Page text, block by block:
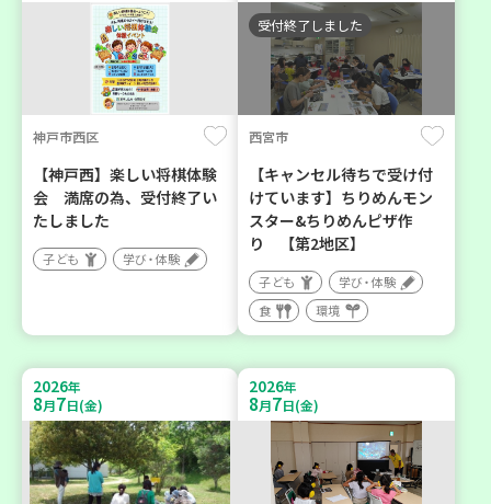
神戸市西区
【神戸西】楽しい将棋体験
会 満席の為、受付終了い
たしました
子ども 学び・体験
受付終了しました
西宮市
【キャンセル待ちで受け付
けています】ちりめんモン
スター&ちりめんピザ作
り 【第2地区】
子ども
学び・体験
食
環境
2026年
8月7日(金)
2026年
8月7日(金)